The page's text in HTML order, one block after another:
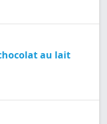
au lait